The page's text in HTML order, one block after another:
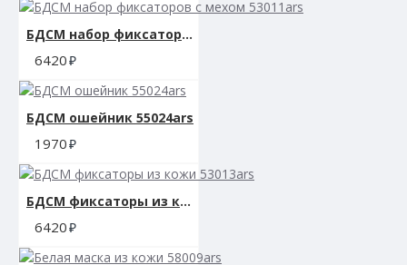
БДСМ набор фиксаторов с мехом 53011ars
6420
БДСМ ошейник 55024ars
1970
БДСМ фиксаторы из кожи 53013ars
6420